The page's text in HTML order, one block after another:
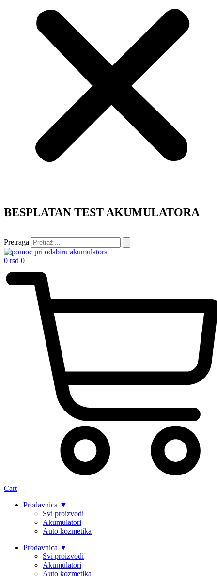
BESPLATAN TEST AKUMULATORA
Pretraga
0 rsd 0
Cart
Prodavnica ▼
Svi proizvodi
Akumulatori
Auto kozmetika
Prodavnica ▼
Svi proizvodi
Akumulatori
Auto kozmetika